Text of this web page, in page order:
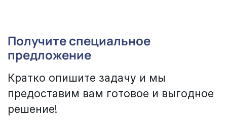
Получите специальное
предложение
Кратко опишите задачу и мы
предоставим вам готовое и выгодное
решение!